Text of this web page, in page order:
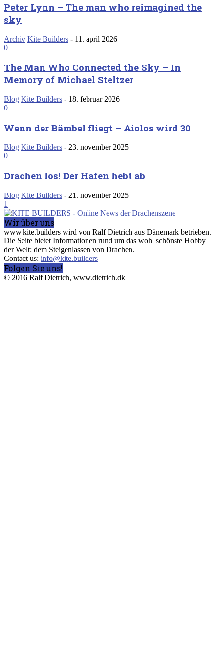
Peter Lynn – The man who reimagined the
sky
Archiv Kite Builders - 11. april 2026
0
The Man Who Connected the Sky – In
Memory of Michael Steltzer
Blog Kite Builders - 18. februar 2026
0
Wenn der Bämbel fliegt – Aiolos wird 30
Blog Kite Builders - 23. november 2025
0
Drachen los! Der Hafen hebt ab
Blog Kite Builders - 21. november 2025
1
Wir über uns
www.kite.builders wird von Ralf Dietrich aus Dänemark betrieben.
Die Seite bietet Informationen rund um das wohl schönste Hobby
der Welt: dem Steigenlassen von Drachen.
Contact us: info@kite.builders
Folgen Sie uns!
© 2016 Ralf Dietrich, www.dietrich.dk